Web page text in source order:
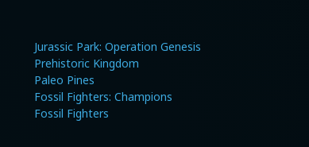
Jurassic Park: Operation Genesis
Prehistoric Kingdom
Paleo Pines
Fossil Fighters: Champions
Fossil Fighters